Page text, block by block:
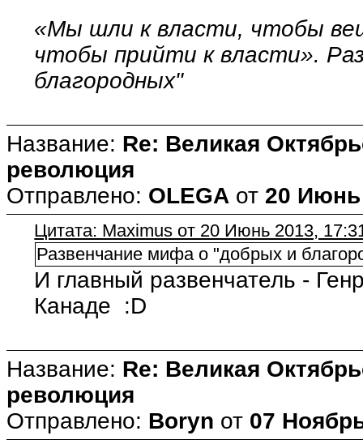
«Мы шли к власти, чтобы
чтобы прийти к власти».
благородных"
Название: Re: Великая
революция
Отправлено: OLEGA от 20 Июнь
Цитата: Maximus от 20 Июнь 2013,
Развенчание мифа о "добрых и
И главный развенчатель -
Канаде :D
Название: Re: Великая
революция
Отправлено: Boryn от 07